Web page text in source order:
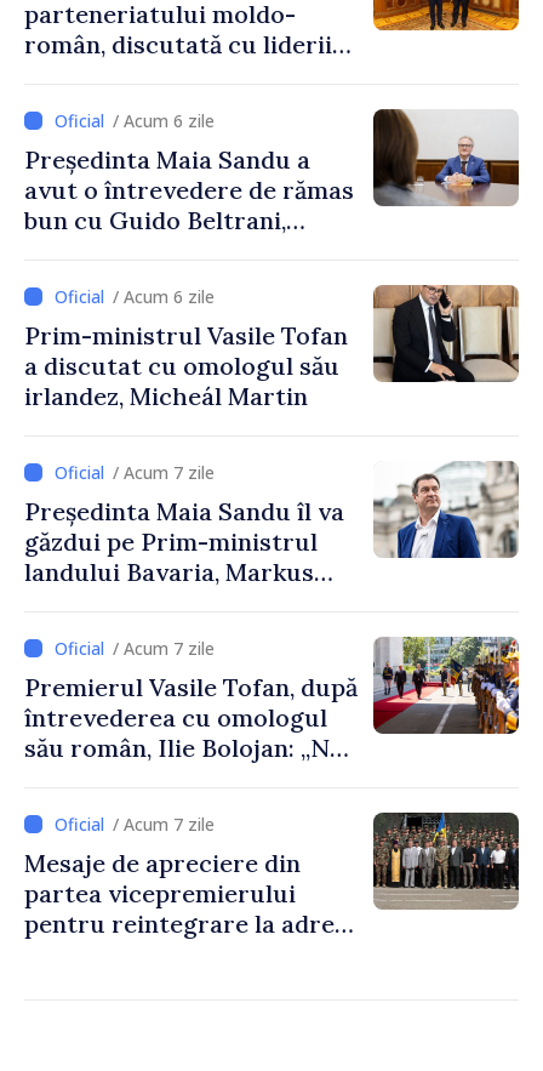
parteneriatului moldo-
român, discutată cu liderii
/ Acum 6 zile
Președinta Maia Sandu a
avut o întrevedere de rămas
bun cu Guido Beltrani,
Cooperare al Elveției în
Republica Moldova
/ Acum 6 zile
Prim-ministrul Vasile Tofan
a discutat cu omologul său
irlandez, Micheál Martin
/ Acum 7 zile
Președinta Maia Sandu îl va
găzdui pe Prim-ministrul
landului Bavaria, Markus
/ Acum 7 zile
Premierul Vasile Tofan, după
întrevederea cu omologul
său român, Ilie Bolojan: „Ne
apropierea dintre țările
noastre în mai multe
investiții și oportunități
pentru oameni”
/ Acum 7 zile
Mesaje de apreciere din
partea vicepremierului
pentru reintegrare la adresa